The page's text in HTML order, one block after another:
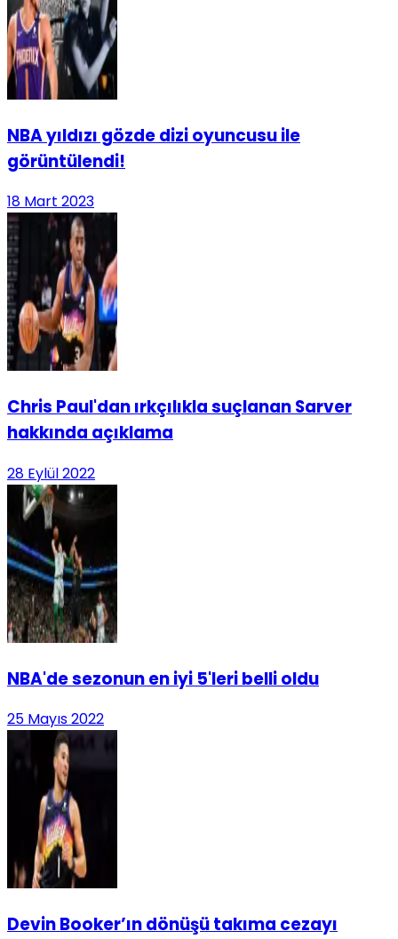
NBA yıldızı gözde dizi oyuncusu ile
görüntülendi!
18 Mart 2023
Chris Paul'dan ırkçılıkla suçlanan Sarver
hakkında açıklama
28 Eylül 2022
NBA'de sezonun en iyi 5'leri belli oldu
25 Mayıs 2022
Devin Booker’ın dönüşü takıma cezayı